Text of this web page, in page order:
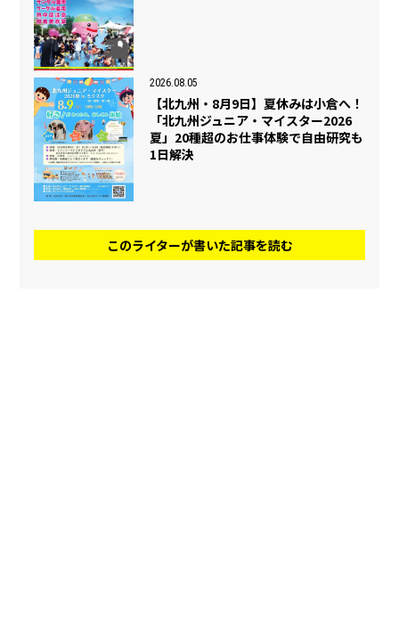
2026.08.05
【北九州・8月9日】夏休みは小倉へ！
「北九州ジュニア・マイスター2026
夏」20種超のお仕事体験で自由研究も
1日解決
このライターが書いた記事を読む